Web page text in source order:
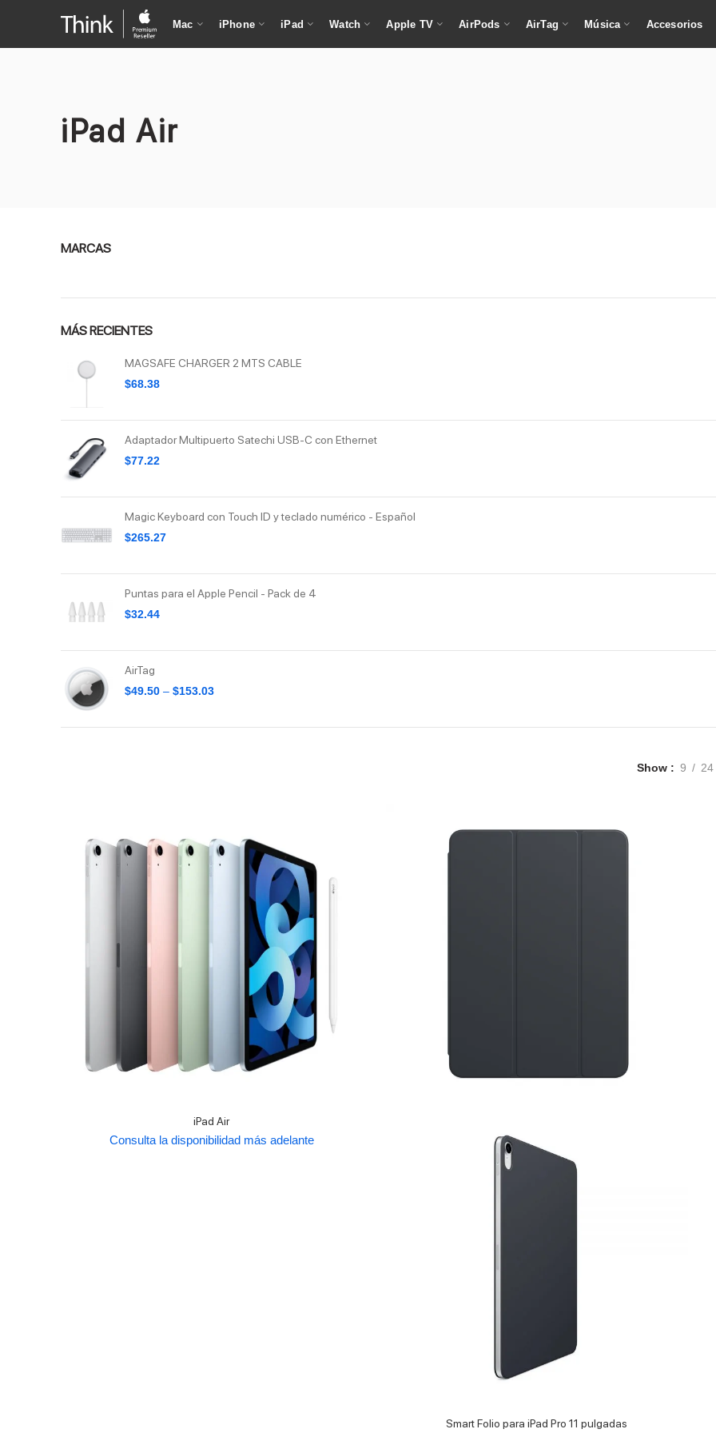
Mac iPhone iPad Watch Apple TV AirPods AirTag Música Accesorios
iPad Air
MARCAS
MÁS RECIENTES
MAGSAFE CHARGER 2 MTS CABLE
$68.38
Adaptador Multipuerto Satechi USB-C con Ethernet
$77.22
Magic Keyboard con Touch ID y teclado numérico - Español
$265.27
Puntas para el Apple Pencil - Pack de 4
$32.44
AirTag
$49.50 – $153.03
Show 9 24
iPad Air
Consulta la disponibilidad más adelante
Smart Folio para iPad Pro 11 pulgadas